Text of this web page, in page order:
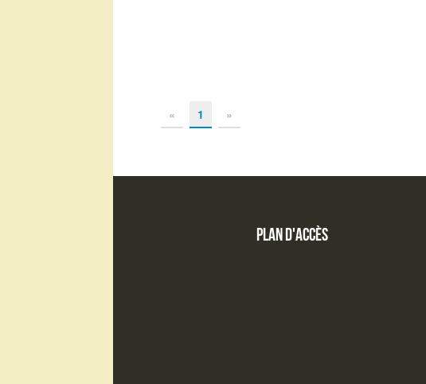
« 1 »
Plan d'accès